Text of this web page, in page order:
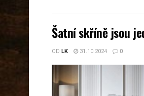
Šatní skříně jsou
OD LK 31.10.2024 0